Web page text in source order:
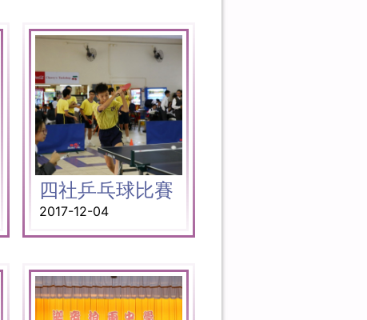
四社乒乓球比賽
2017-12-04